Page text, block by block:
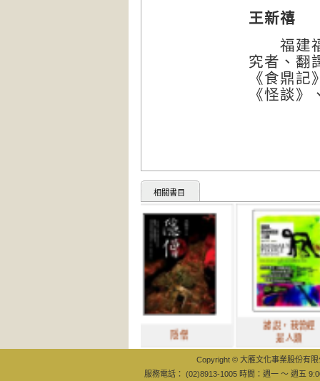
王新禧
福建福
究者、翻
《食鼎
《怪談
相關書目
據說，我曾經
Copyright © 大雁文化事業股份有
服務電話： (02)8913-1005 時間：週一 ～ 週五